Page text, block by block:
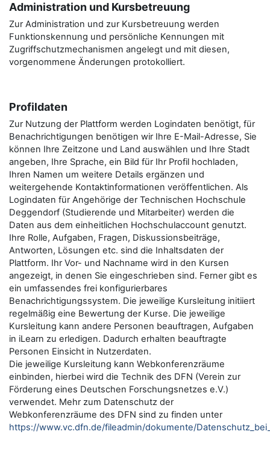
Administration und Kursbetreuung
Zur Administration und zur Kursbetreuung werden
Funktionskennung und persönliche Kennungen mit
Zugriffschutzmechanismen angelegt und mit diesen,
vorgenommene Änderungen protokolliert.
Profildaten
Zur Nutzung der Plattform werden Logindaten benötigt, für
Benachrichtigungen benötigen wir Ihre E-Mail-Adresse, Sie
können Ihre Zeitzone und Land auswählen und Ihre Stadt
angeben, Ihre Sprache, ein Bild für Ihr Profil hochladen,
Ihren Namen um weitere Details ergänzen und
weitergehende Kontaktinformationen veröffentlichen. Als
Logindaten für Angehörige der Technischen Hochschule
Deggendorf (Studierende und Mitarbeiter) werden die
Daten aus dem einheitlichen Hochschulaccount genutzt.
Ihre Rolle, Aufgaben, Fragen, Diskussionsbeiträge,
Antworten, Lösungen etc. sind die Inhaltsdaten der
Plattform. Ihr Vor- und Nachname wird in den Kursen
angezeigt, in denen Sie eingeschrieben sind. Ferner gibt es
ein umfassendes frei konfigurierbares
Benachrichtigungssystem. Die jeweilige Kursleitung initiiert
regelmäßig eine Bewertung der Kurse. Die jeweilige
Kursleitung kann andere Personen beauftragen, Aufgaben
in iLearn zu erledigen. Dadurch erhalten beauftragte
Personen Einsicht in Nutzerdaten.
Die jeweilige Kursleitung kann Webkonferenzräume
einbinden, hierbei wird die Technik des DFN (Verein zur
Förderung eines Deutschen Forschungsnetzes e.V.)
verwendet. Mehr zum Datenschutz der
Webkonferenzräume des DFN sind zu finden unter
https://www.vc.dfn.de/fileadmin/dokumente/